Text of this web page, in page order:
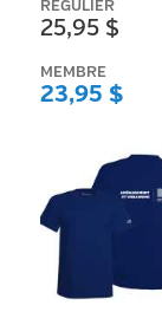
RÉGULIER
25,95 $
MEMBRE
23,95 $